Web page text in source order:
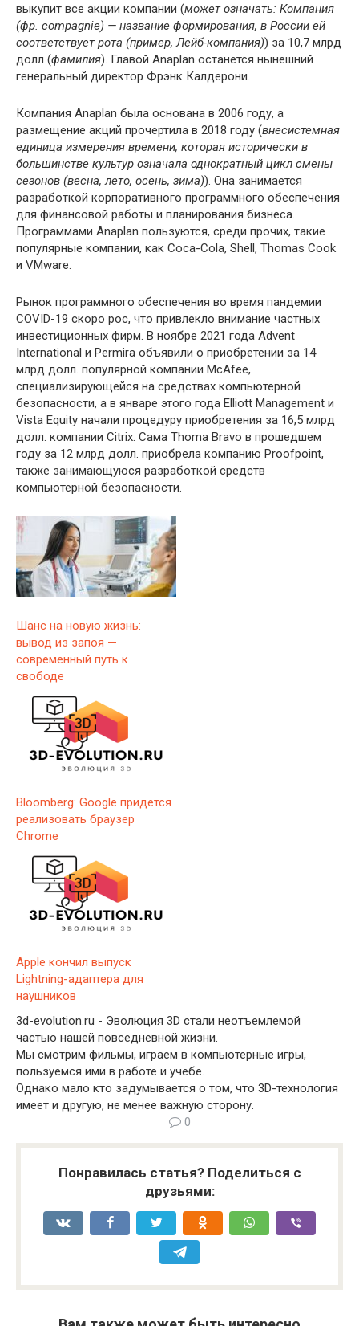
выкупит все акции компании (может означать: Компания
(фр. compagnie) — название формирования, в России ей
соответствует рота (пример, Лейб-компания)) за 10,7 млрд
долл (фамилия). Главой Anaplan останется нынешний
генеральный директор Фрэнк Калдерони.
Компания Anaplan была основана в 2006 году, а
размещение акций прочертила в 2018 году (внесистемная
единица измерения времени, которая исторически в
большинстве культур означала однократный цикл смены
сезонов (весна, лето, осень, зима)). Она занимается
разработкой корпоративного программного обеспечения
для финансовой работы и планирования бизнеса.
Программами Anaplan пользуются, среди прочих, такие
популярные компании, как Coca-Cola, Shell, Thomas Cook
и VMware.
Рынок программного обеспечения во время пандемии
COVID-19 скоро рос, что привлекло внимание частных
инвестиционных фирм. В ноябре 2021 года Advent
International и Permira объявили о приобретении за 14
млрд долл. популярной компании McAfee,
специализирующейся на средствах компьютерной
безопасности, а в январе этого года Elliott Management и
Vista Equity начали процедуру приобретения за 16,5 млрд
долл. компании Citrix. Сама Thoma Bravo в прошедшем
году за 12 млрд долл. приобрела компанию Proofpoint,
также занимающуюся разработкой средств
компьютерной безопасности.
Шанс на новую жизнь:
вывод из запоя —
современный путь к
свободе
Bloomberg: Google придется
реализовать браузер
Chrome
Apple кончил выпуск
Lightning-адаптера для
наушников
3d-evolution.ru - Эволюция 3D стали неотъемлемой
частью нашей повседневной жизни.
Мы смотрим фильмы, играем в компьютерные игры,
пользуемся ими в работе и учебе.
Однако мало кто задумывается о том, что 3D-технология
имеет и другую, не менее важную сторону.
0
Понравилась статья? Поделиться с
друзьями: